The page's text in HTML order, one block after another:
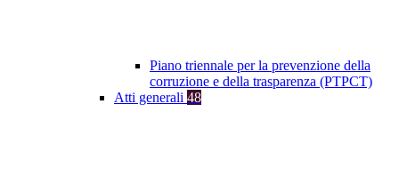
Piano triennale per la prevenzione della
corruzione e della trasparenza (PTPCT)
Atti generali 48